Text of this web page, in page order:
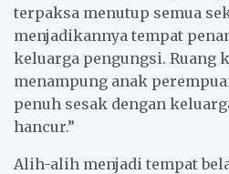
terpaksa menutup semua
menjadikannya tempat
keluarga pengungsi. Ruang
menampung anak
penuh sesak dengan
hancur.”
Alih-alih menjadi tempat